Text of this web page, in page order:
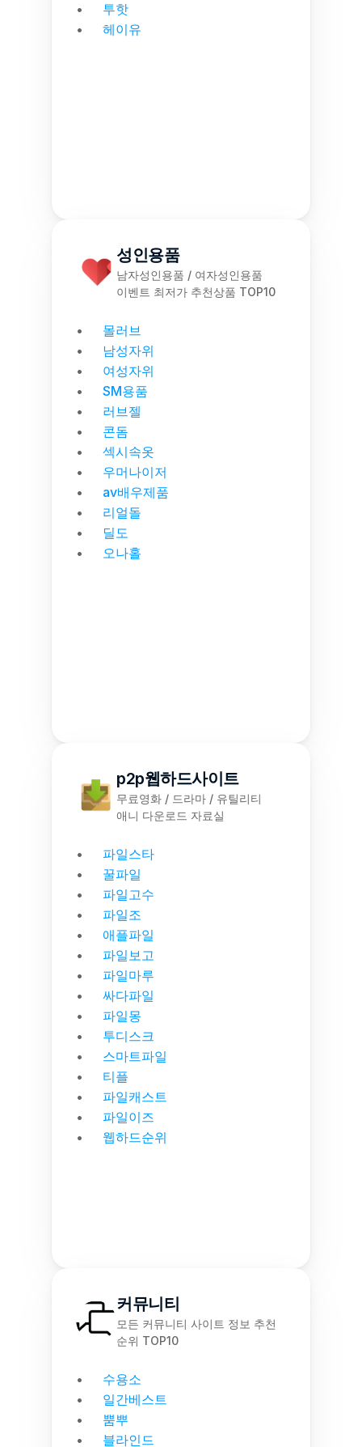
투핫
헤이유
성인용품
남자성인용품 / 여자성인용품
이벤트 최저가 추천상품 TOP10
몰러브
남성자위
여성자위
SM용품
러브젤
콘돔
섹시속옷
우머나이저
av배우제품
리얼돌
딜도
오나홀
p2p웹하드사이트
무료영화 / 드라마 / 유틸리티
애니 다운로드 자료실
파일스타
꿀파일
파일고수
파일조
애플파일
파일보고
파일마루
싸다파일
파일몽
투디스크
스마트파일
티플
파일캐스트
파일이즈
웹하드순위
커뮤니티
모든 커뮤니티 사이트 정보 추천
순위 TOP10
수용소
일간베스트
뿜뿌
블라인드